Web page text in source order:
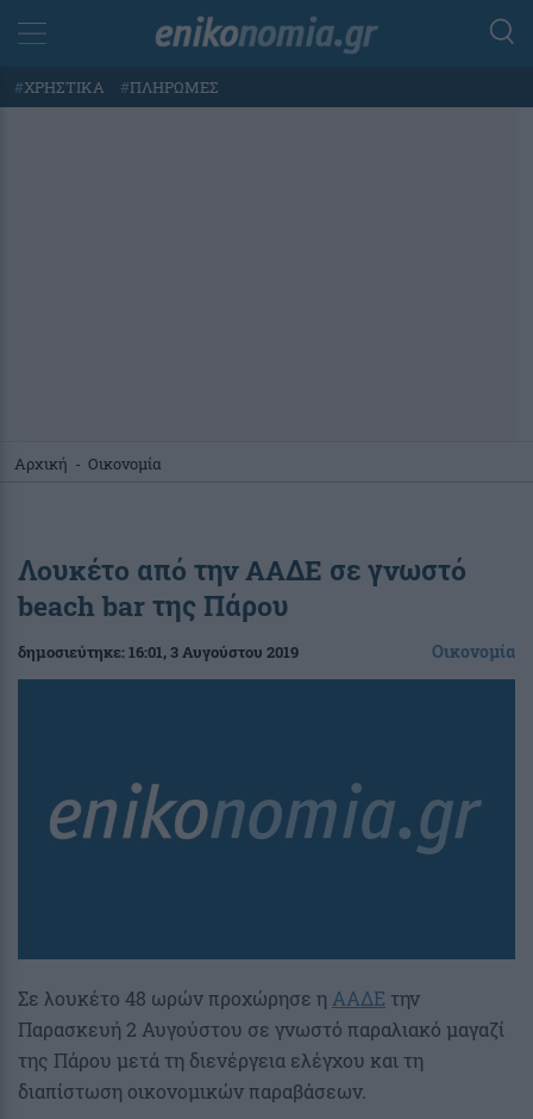
#ΧΡΗΣΤΙΚΑ #ΠΛΗΡΩΜΕΣ
Αρχική - Οικονομία
Λουκέτο από την ΑΑΔΕ σε γνωστό
beach bar της Πάρου
δημοσιεύτηκε:16:01, 3 Αυγούστου 2019 Οικονομία
Σε λουκέτο 48 ωρών προχώρησε η ΑΑΔΕ την
Παρασκευή 2 Αυγούστου σε γνωστό παραλιακό μαγαζί
της Πάρου μετά τη διενέργεια ελέγχου και τη
διαπίστωση οικονομικών παραβάσεων.